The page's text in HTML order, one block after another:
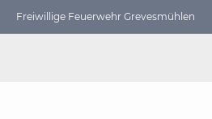
Freiwillige Feuerwehr Grevesmühlen